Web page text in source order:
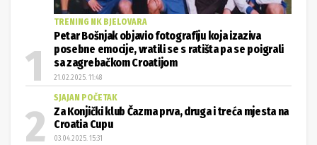
TRENING NK BJELOVARA
Petar Bošnjak objavio fotografiju koja izaziva
posebne emocije, vratili se s ratišta pa se poigrali
sa zagrebačkom Croatijom
21.02.2025. 11:48
SJAJAN POČETAK
Za Konjički klub Čazma prva, druga i treća mjesta na
Croatia Cupu
03.04.2025. 15:31